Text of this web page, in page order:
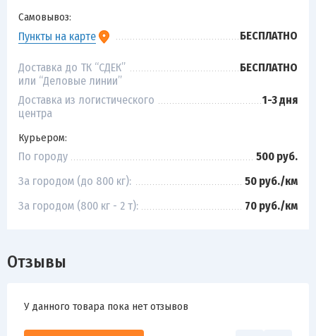
Самовывоз:
Пункты на карте БЕСПЛАТНО
Доставка до ТК “СДЕК”
или “Деловые линии”
БЕСПЛАТНО
Доставка из логистического
центра
1-3 дня
Курьером:
По городу
500 руб.
За городом (до 800 кг):
50 руб./км
За городом (800 кг - 2 т):
70 руб./км
Отзывы
У данного товара пока нет отзывов